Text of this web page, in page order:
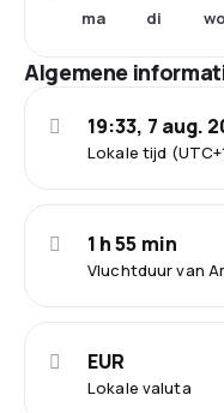
ma di wo
Algemene
Lokale tijd
19:33, 7 aug.
Vluchtduur van
1 h 55 min
Lokale valuta
EUR